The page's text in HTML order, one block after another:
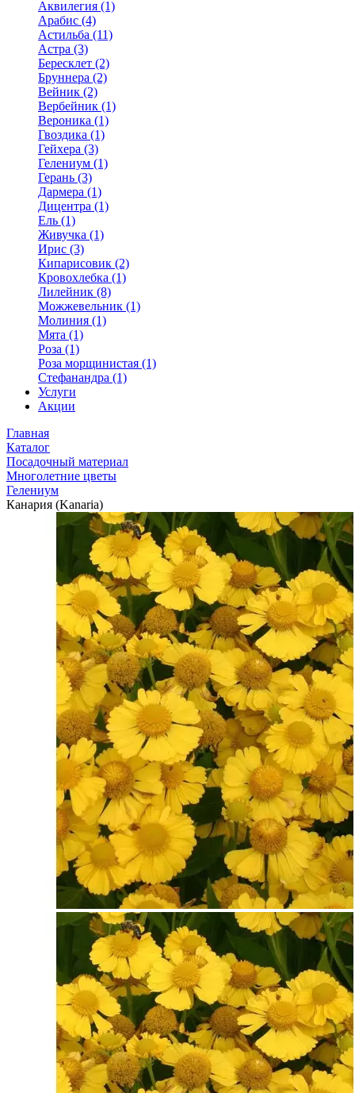
Аквилегия (1)
Арабис (4)
Астильба (11)
Астра (3)
Бересклет (2)
Бруннера (2)
Вейник (2)
Вербейник (1)
Вероника (1)
Гвоздика (1)
Гейхера (3)
Гелениум (1)
Герань (3)
Дармера (1)
Дицентра (1)
Ель (1)
Живучка (1)
Ирис (3)
Кипарисовик (2)
Кровохлебка (1)
Лилейник (8)
Можжевельник (1)
Молиния (1)
Мята (1)
Роза (1)
Роза морщинистая (1)
Стефанандра (1)
Услуги
Акции
Главная
Каталог
Посадочный материал
Многолетние цветы
Гелениум
Канария (Kanaria)